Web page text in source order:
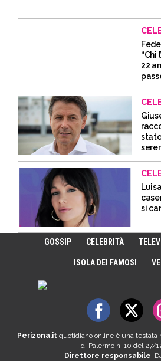
“Chi
22
si
GOSSIP CELEBRITÀ
ISOLA DEI FAMOSI
Perizona.it quotidiano online è una
di Palermo n. 10 del 27/
Direttore responsabile: